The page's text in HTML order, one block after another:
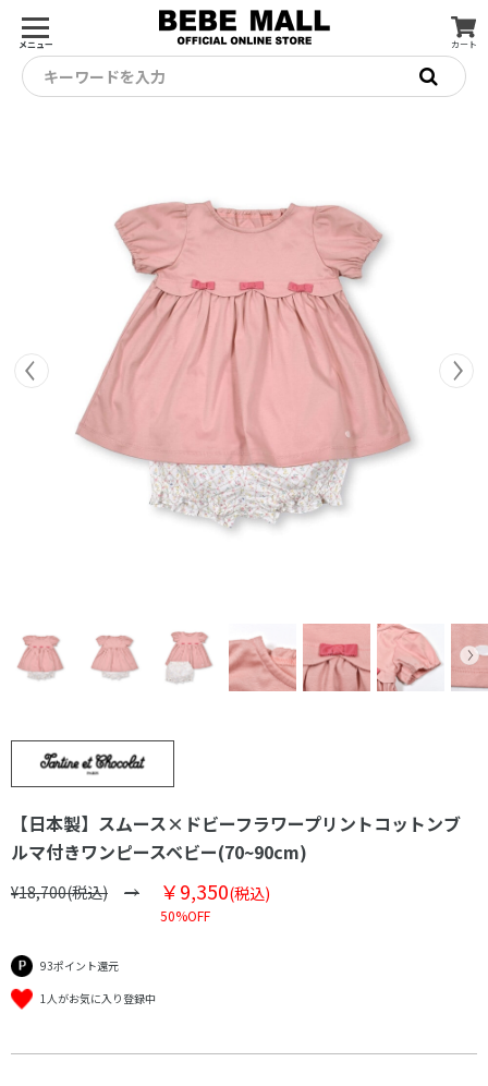
メニュー カート
キーワードを入力
【日本製】スムース×ドビーフラワープリントコットンブ
ルマ付きワンピースベビー(70~90cm)
¥18,700(税込) ￥9,350(税込)
50%OFF
93ポイント還元
1人がお気に入り登録中